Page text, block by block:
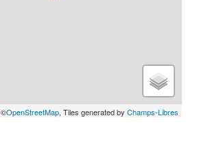
©OpenStreetMap, Tiles generated by Champs-Libres